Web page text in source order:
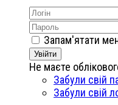
Запам'ятати
Увійти
Не маєте
Забули свій
Забули свій